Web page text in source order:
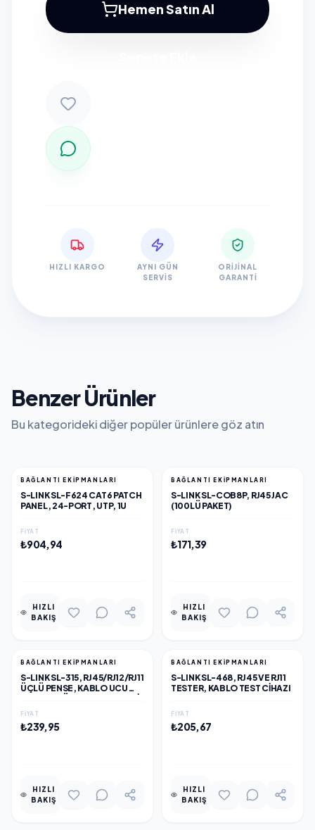
Hemen Satın Al
HIZLI KARGO
AYNI GÜN
SERVIS
ORIJINAL
GARANTI
Benzer Ürünler
Bu kategorideki diğer popüler ürünlere göz atın
BAĞLANTI EKIPMANLARI
S-LINK SL-F624 CAT6 PATCH
PANEL, 24-PORT, UTP, 1U
FIYAT
₺904,94
HIZLI
BAKIŞ
BAĞLANTI EKIPMANLARI
S-LINK SL-COB8P, RJ45 JAC
(100LÜ PAKET)
FIYAT
₺171,39
HIZLI
BAKIŞ
BAĞLANTI EKIPMANLARI
S-LINK SL-315, RJ45/RJ12/RJ11
ÜÇLÜ PENSE, KABLO UCU
FIYAT
₺239,95
HIZLI
BAKIŞ
BAĞLANTI EKIPMANLARI
S-LINK SL-468, RJ45 VE RJ11
TESTER, KABLO TEST CIHAZI
FIYAT
₺205,67
HIZLI
BAKIŞ